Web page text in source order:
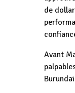
de
Avant